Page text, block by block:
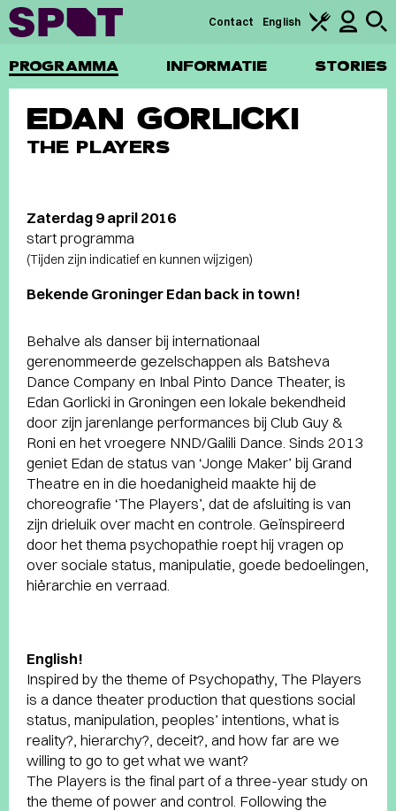
PROGRAMMA INFORMATIE STORIES
Contact English
EDAN GORLICKI
THE PLAYERS
Zaterdag 9 april 2016
start programma
(Tijden zijn indicatief en kunnen wijzigen)
Bekende Groninger Edan back in town!
Behalve als danser bij internationaal
gerenommeerde gezelschappen als Batsheva
Dance Company en Inbal Pinto Dance Theater, is
Edan Gorlicki in Groningen een lokale bekendheid
door zijn jarenlange performances bij Club Guy &
Roni en het vroegere NND/Galili Dance. Sinds 2013
geniet Edan de status van ‘Jonge Maker’ bij Grand
Theatre en in die hoedanigheid maakte hij de
choreografie ‘The Players’, dat de afsluiting is van
zijn drieluik over macht en controle. Geïnspireerd
door het thema psychopathie roept hij vragen op
over sociale status, manipulatie, goede bedoelingen,
hiërarchie en verraad.
English!
Inspired by the theme of Psychopathy, The Players
is a dance theater production that questions social
status, manipulation, peoples’ intentions, what is
reality?, hierarchy?, deceit?, and how far are we
willing to go to get what we want?
The Players is the final part of a three-year study on
the theme of power and control. Following the